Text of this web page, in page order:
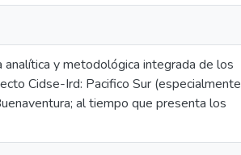
y metodológica integrada de los
Cidse-Ird: Pacifico Sur (especialmente
al tiempo que presenta los